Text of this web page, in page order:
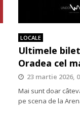
LOCALE
Ultimele
Oradea cel
23 martie 2026,
Mai sunt doar
pe scena de la